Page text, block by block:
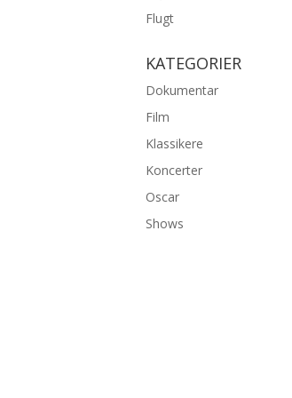
Flugt
KATEGORIER
Dokumentar
Film
Klassikere
Koncerter
Oscar
Shows